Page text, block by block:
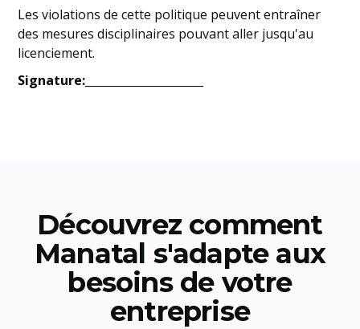
Les violations de cette politique peuvent entraîner
des mesures disciplinaires pouvant aller jusqu'au
licenciement.
Signature:_____________________
Découvrez comment
Manatal s'adapte aux
besoins de votre
entreprise